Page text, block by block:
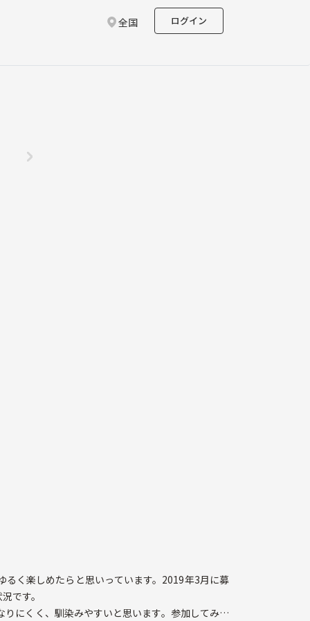
全国 ログイン
く楽しめたらと思いっています。2019年3月に募
です。
にくく、馴染みやすいと思います。参加してみた